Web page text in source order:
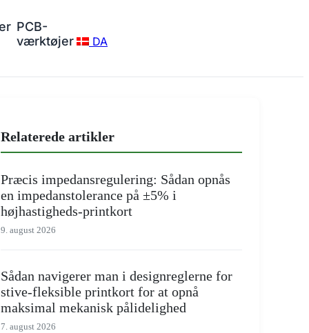
PCB-
værktøjer
DA
Relaterede artikler
Præcis impedansregulering: Sådan opnås
en impedanstolerance på ±5% i
højhastigheds-printkort
9. august 2026
Sådan navigerer man i designreglerne for
stive-fleksible printkort for at opnå
maksimal mekanisk pålidelighed
7. august 2026